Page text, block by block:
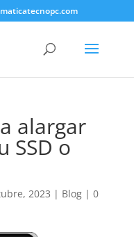
alargar
SSD o
2023 | Blog| 0